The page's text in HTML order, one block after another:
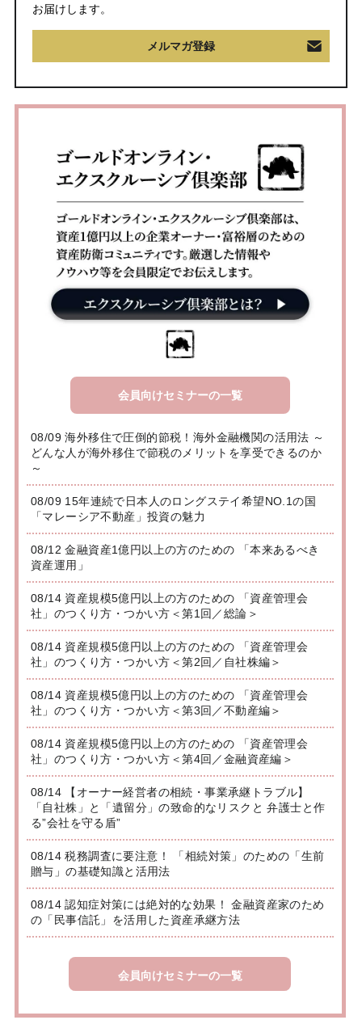
お届けします。
メルマガ登録
会員向けセミナーの一覧
08/09 海外移住で圧倒的節税！海外金融機関の活用法 ～
どんな人が海外移住で節税のメリットを享受できるのか
～
08/09 15年連続で日本人のロングステイ希望NO.1の国
「マレーシア不動産」投資の魅力
08/12 金融資産1億円以上の方のための 「本来あるべき
資産運用」
08/14 資産規模5億円以上の方のための 「資産管理会
社」のつくり方・つかい方＜第1回／総論＞
08/14 資産規模5億円以上の方のための 「資産管理会
社」のつくり方・つかい方＜第2回／自社株編＞
08/14 資産規模5億円以上の方のための 「資産管理会
社」のつくり方・つかい方＜第3回／不動産編＞
08/14 資産規模5億円以上の方のための 「資産管理会
社」のつくり方・つかい方＜第4回／金融資産編＞
08/14 【オーナー経営者の相続・事業承継トラブル】
「自社株」と「遺留分」の致命的なリスクと 弁護士と作
る”会社を守る盾”
08/14 税務調査に要注意！ 「相続対策」のための「生前
贈与」の基礎知識と活用法
08/14 認知症対策には絶対的な効果！ 金融資産家のため
の「民事信託」を活用した資産承継方法
会員向けセミナーの一覧